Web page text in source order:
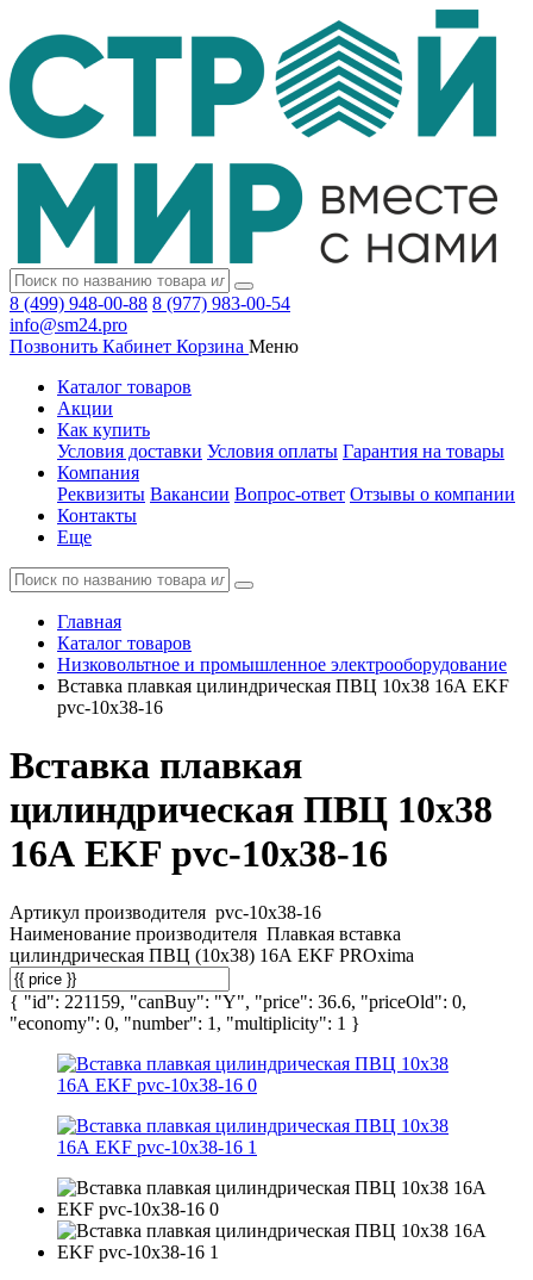
8 (499) 948-00-88 8 (977) 983-00-54
info@sm24.pro
Позвонить Кабинет Корзина Меню
Каталог товаров
Акции
Как купить
Условия доставки Условия оплаты Гарантия на товары
Компания
Реквизиты Вакансии Вопрос-ответ Отзывы о компании
Контакты
Еще
Главная
Каталог товаров
Низковольтное и промышленное электрооборудование
Вставка плавкая цилиндрическая ПВЦ 10х38 16А EKF
pvc-10x38-16
Вставка плавкая
цилиндрическая ПВЦ 10х38
16А EKF pvc-10x38-16
Артикул производителя pvc-10x38-16
Наименование производителя Плавкая вставка
цилиндрическая ПВЦ (10х38) 16А EKF PROxima
{ "id": 221159, "canBuy": "Y", "price": 36.6, "priceOld": 0,
"economy": 0, "number": 1, "multiplicity": 1 }